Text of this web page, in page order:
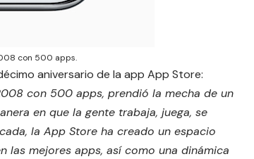
con 500 apps.
aniversario de la app App Store:
con 500 apps, prendió la mecha de un
en que la gente trabaja, juega, se
la App Store ha creado un espacio
las mejores apps, así como una dinámica